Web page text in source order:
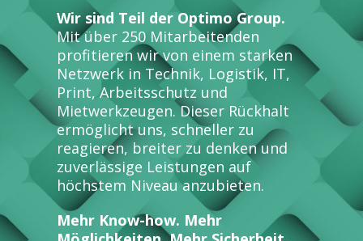
Wir sind Teil der Optimo Group.
Mit über 250 Mitarbeitenden
profitieren wir von einem starken
Netzwerk in Technik, Logistik, IT,
Print, Arbeitsschutz und
Mietwerkzeugen. Dieser Rückhalt
ermöglicht uns, schneller zu
reagieren, breiter zu denken und
zuverlässige Leistungen auf
höchstem Niveau anzubieten.
Mehr Know-how. Mehr